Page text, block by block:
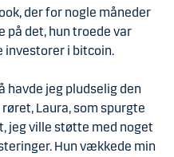
der for nogle måneder
på det, hun troede var
investorer i bitcoin.
havde jeg pludselig den
Laura, som spurgte
jeg ville støtte med noget
Hun vækkede min